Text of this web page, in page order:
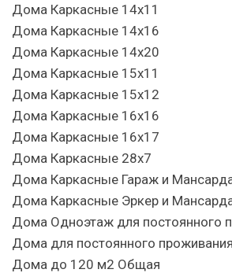
Дома Каркасные 14х11
Дома Каркасные 14х16
Дома Каркасные 14х20
Дома Каркасные 15х11
Дома Каркасные 15х12
Дома Каркасные 16х16
Дома Каркасные 16х17
Дома Каркасные 28х7
Дома Каркасные Гараж и
Дома Каркасные Эркер и
Дома Одноэтаж для постоянного
Дома для постоянного проживания
Дома до 120 м2 Общая